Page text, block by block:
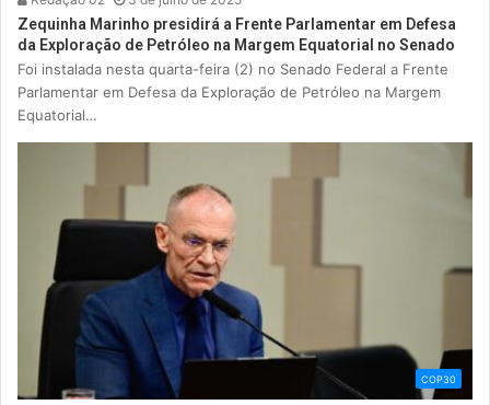
Zequinha Marinho presidirá a Frente Parlamentar em Defesa
da Exploração de Petróleo na Margem Equatorial no Senado
Foi instalada nesta quarta-feira (2) no Senado Federal a Frente
Parlamentar em Defesa da Exploração de Petróleo na Margem
Equatorial…
COP30